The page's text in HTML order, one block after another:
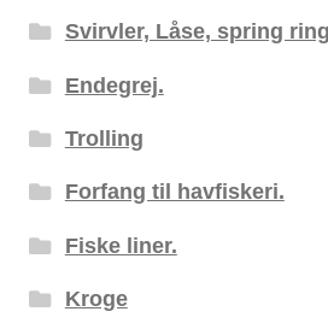
Svirvler, Låse, spring
Endegrej.
Trolling
Forfang til havfiskeri.
Fiske liner.
Kroge